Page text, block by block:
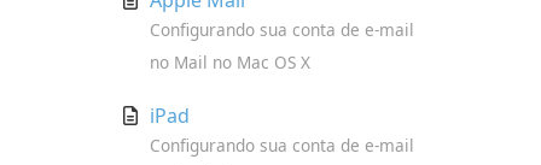
Configurando sua conta de e-mail
no Mail no Mac OS X
iPad
Configurando sua conta de e-mail